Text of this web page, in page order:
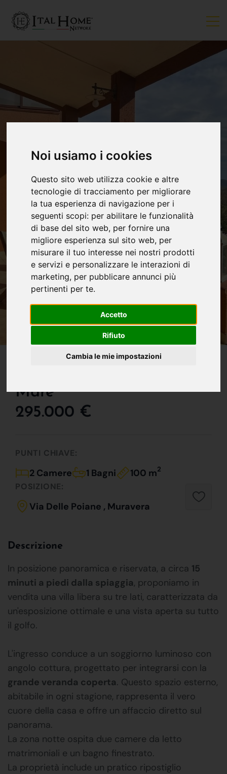
Noi usiamo i cookies
Questo sito web utilizza cookie e altre
tecnologie di tracciamento per migliorare
la tua esperienza di navigazione per i
seguenti scopi: per abilitare le funzionalità
di base del sito web, per fornire una
migliore esperienza sul sito web, per
misurare il tuo interesse nei nostri prodotti
e servizi e personalizzare le interazioni di
marketing, per pubblicare annunci più
pertinenti per te.
Accetto
Rifiuto
Cambia le mie impostazioni
Mare
295.000 €
PUNTI CHIAVE:
2 Camere 1 Bagni 100 m2
POSIZIONE:
Via Delle Poiane , Muravera
Descrizione
In posizione panoramica e riservata, a circa 15
minuti a piedi dalla spiaggia, proponiamo in
vendita una villa libera su tre lati, caratterizzata da
un'esposizione ottimale e una vista aperta su tutto
il golfo.
L'ingresso conduce a un soggiorno luminoso con
angolo cottura, progettato per integrarsi con la
grande veranda coperta. Questo spazio esterno,
abitabile in ogni stagione, rappresenta il vero
cuore della casa e offre un affaccio diretto sul
panorama.
La zona notte ospita due camere da letto
matrimoniali e un bagno finestrato.
La proprietà include un pratico ripostiglio